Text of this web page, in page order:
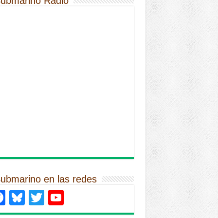
en las redes
Facebook
Bluesky
Twitter